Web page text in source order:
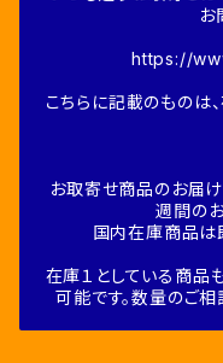
お
https://
こちらに記載のものは
お取寄せ商品のお届
週間の
国内在庫商品は
在庫１としている商品
可能です。数量のご相